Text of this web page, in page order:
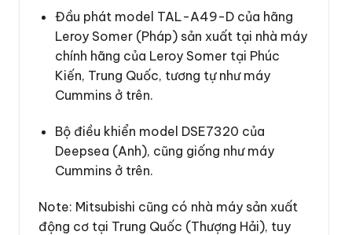
Đầu phát model TAL-A49-D của hãng
Leroy Somer (Pháp) sản xuất tại nhà máy
chính hãng của Leroy Somer tại Phúc
Kiến, Trung Quốc, tương tự như máy
Cummins ở trên.
Bộ điều khiển model DSE7320 của
Deepsea (Anh), cũng giống như máy
Cummins ở trên.
Note: Mitsubishi cũng có nhà máy sản xuất
động cơ tại Trung Quốc (Thượng Hải), tuy